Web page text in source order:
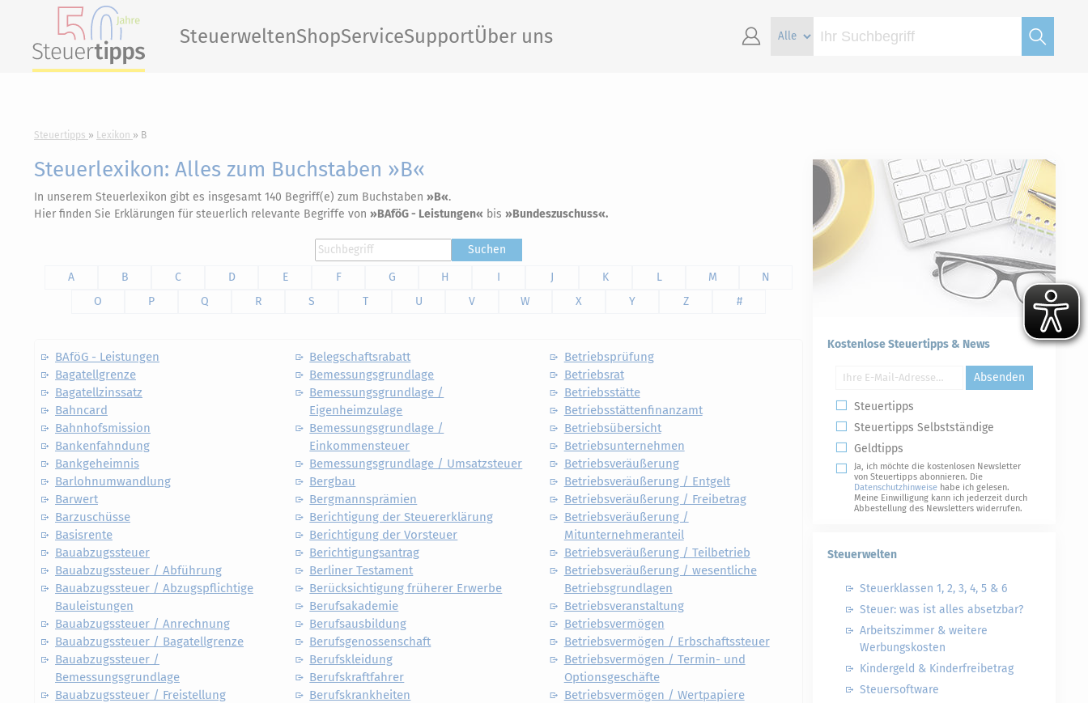
SteuerweltenShopServiceSupportÜber uns
Steuertipps Lexikon B
Steuerlexikon: Alles zum Buchstaben »B«
In unserem Steuerlexikon gibt es insgesamt 140 Begriff(e) zum Buchstaben »B«.
Hier finden Sie Erklärungen für steuerlich relevante Begriffe von »BAföG - Leistungen« bis »Bundeszuschuss«.
Suchen
A
B C D E F G H I J K L M
N
O
P Q R S T U V W X Y Z #
BAföG - Leistungen
Bagatellgrenze
Bagatellzinssatz
Bahncard
Bahnhofsmission
Bankenfahndung
Bankgeheimnis
Barlohnumwandlung
Barwert
Barzuschüsse
Basisrente
Bauabzugssteuer
Bauabzugssteuer / Abführung
Bauabzugssteuer / Abzugspflichtige
Bauleistungen
Bauabzugssteuer / Anrechnung
Bauabzugssteuer / Bagatellgrenze
Bauabzugssteuer /
Bemessungsgrundlage
Bauabzugssteuer / Freistellung
Belegschaftsrabatt
Bemessungsgrundlage
Bemessungsgrundlage /
Eigenheimzulage
Bemessungsgrundlage /
Einkommensteuer
Bemessungsgrundlage / Umsatzsteuer
Bergbau
Bergmannsprämien
Berichtigung der Steuererklärung
Berichtigung der Vorsteuer
Berichtigungsantrag
Berliner Testament
Berücksichtigung früherer Erwerbe
Berufsakademie
Berufsausbildung
Berufsgenossenschaft
Berufskleidung
Berufskraftfahrer
Berufskrankheiten
Betriebsprüfung
Betriebsrat
Betriebsstätte
Betriebsstättenfinanzamt
Betriebsübersicht
Betriebsunternehmen
Betriebsveräußerung
Betriebsveräußerung / Entgelt
Betriebsveräußerung / Freibetrag
Betriebsveräußerung /
Mitunternehmeranteil
Betriebsveräußerung / Teilbetrieb
Betriebsveräußerung / wesentliche
Betriebsgrundlagen
Betriebsveranstaltung
Betriebsvermögen
Betriebsvermögen / Erbschaftssteuer
Betriebsvermögen / Termin- und
Optionsgeschäfte
Betriebsvermögen / Wertpapiere
Kostenlose Steuertipps & News
Absenden
Steuertipps
Steuertipps Selbstständige
Geldtipps
Ja, ich möchte die kostenlosen Newsletter
von Steuertipps abonnieren. Die
Datenschutzhinweise habe ich gelesen.
Meine Einwilligung kann ich jederzeit durch
Abbestellung des Newsletters widerrufen.
Steuerwelten
Steuerklassen 1, 2, 3, 4, 5 & 6
Steuer: was ist alles absetzbar?
Arbeitszimmer & weitere
Werbungskosten
Kindergeld & Kinderfreibetrag
Steuersoftware